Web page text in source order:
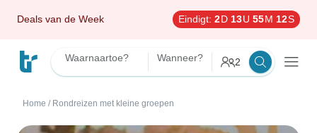
Deals van de Week Eindigt: 2D 13U 55M 10S
Waarnaartoe? Wanneer? 2
Home / Rondreizen met kleine groepen